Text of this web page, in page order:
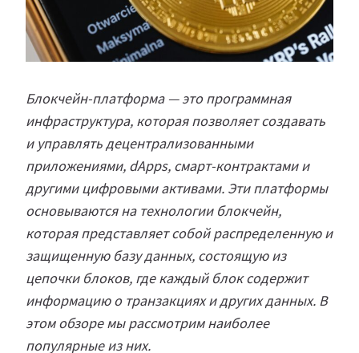
Блокчейн-платформа — это программная
инфраструктура, которая позволяет создавать
и управлять децентрализованными
приложениями, dApps, смарт-контрактами и
другими цифровыми активами. Эти платформы
основываются на технологии блокчейн,
которая представляет собой распределенную и
защищенную базу данных, состоящую из
цепочки блоков, где каждый блок содержит
информацию о транзакциях и других данных. В
этом обзоре мы рассмотрим наиболее
популярные из них.